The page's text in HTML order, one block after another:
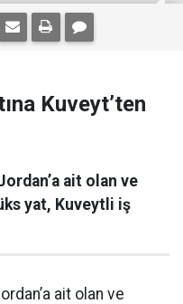
Kuveyt’ten
ait olan ve
yat, Kuveytli iş
ait olan ve